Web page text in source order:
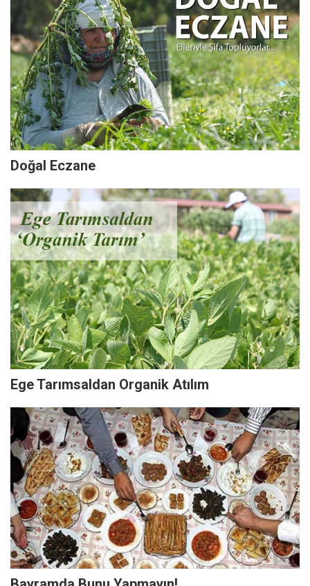
Doğal Eczane
Ege Tarımsaldan Organik Atılım